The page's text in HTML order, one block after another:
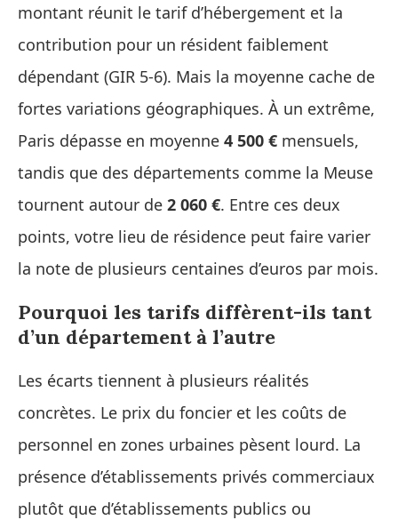
montant réunit le tarif d’hébergement et la
contribution pour un résident faiblement
dépendant (GIR 5-6). Mais la moyenne cache de
fortes variations géographiques. À un extrême,
Paris dépasse en moyenne 4 500 € mensuels,
tandis que des départements comme la Meuse
tournent autour de 2 060 €. Entre ces deux
points, votre lieu de résidence peut faire varier
la note de plusieurs centaines d’euros par mois.
Pourquoi les tarifs diffèrent-ils tant
d’un département à l’autre
Les écarts tiennent à plusieurs réalités
concrètes. Le prix du foncier et les coûts de
personnel en zones urbaines pèsent lourd. La
présence d’établissements privés commerciaux
plutôt que d’établissements publics ou